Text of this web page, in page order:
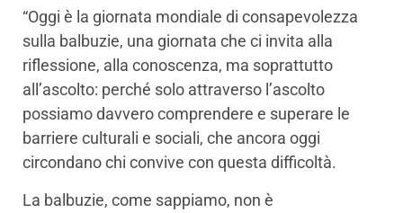
“Oggi è la giornata mondiale di consapevolezza
sulla balbuzie, una giornata che ci invita alla
riflessione, alla conoscenza, ma soprattutto
all’ascolto: perché solo attraverso l’ascolto
possiamo davvero comprendere e superare le
barriere culturali e sociali, che ancora oggi
circondano chi convive con questa difficoltà.
La balbuzie, come sappiamo, non è